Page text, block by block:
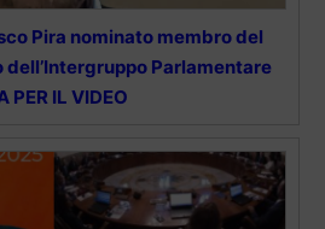
Pira nominato membro del
Parlamentare
PER IL VIDEO